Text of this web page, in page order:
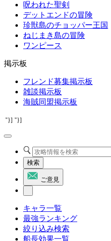
呪われた聖剣
デットエンドの冒険
珍獣島のチョッパー王国
ねじまき島の冒険
ワンピース
掲示板
フレンド募集掲示板
雑談掲示板
海賊同盟掲示板
"}] "}]
検索
ご意見
キャラ一覧
最強ランキング
絞り込み検索
船長効果一覧